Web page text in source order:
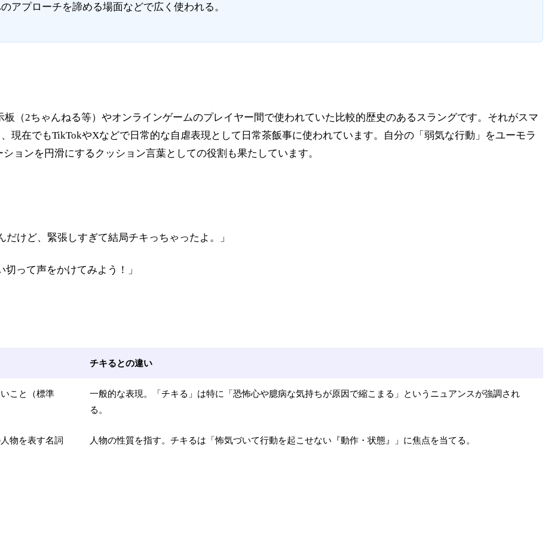
アプローチを諦める場面などで広く使われる。
板（2ちゃんねる等）やオンラインゲームのプレイヤー間で使われていた比較的歴史のあるスラングです。それがスマ
現在でもTikTokやXなどで日常的な自虐表現として日常茶飯事に使われています。自分の「弱気な行動」をユーモラ
ョンを円滑にするクッション言葉としての役割も果たしています。
けど、緊張しすぎて結局チキっちゃったよ。」
って声をかけてみよう！」
チキるとの違い
こと（標準
一般的な表現。「チキる」は特に「恐怖心や臆病な気持ちが原因で縮こまる」というニュアンスが強調され
る。
物を表す名詞 人物の性質を指す。チキるは「怖気づいて行動を起こせない『動作・状態』」に焦点を当てる。